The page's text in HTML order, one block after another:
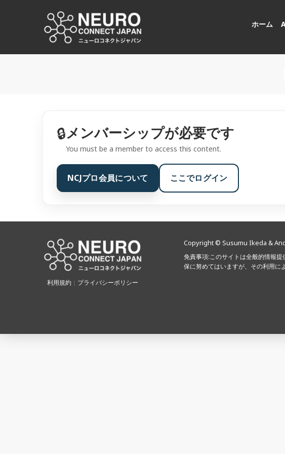
ツ
NCJ
NeuroConnect Japan
ホーム
🔒メンバーシップが必要です
You must be a member to access this content.
NCJプロ会員について ここでログイン
利用規約 プライバシーポリシー
Copyright © Susumu Ikeda &
免責事項:このサイトは全般的情報
保に努めてはいますが、その利用に